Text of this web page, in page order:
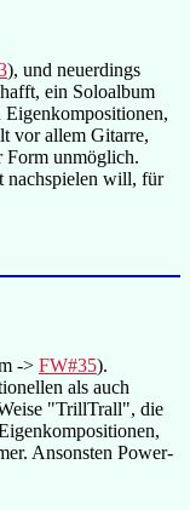
), und neuerdings
ein Soloalbum
vor allem Gitarre,
Form unmöglich.
nachspielen will, für
-> FW#35).
als auch
"TrillTrall", die
Ansonsten Power-